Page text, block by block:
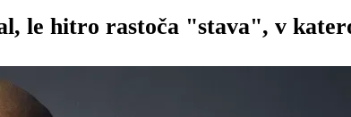
le hitro rastoča "stava", v